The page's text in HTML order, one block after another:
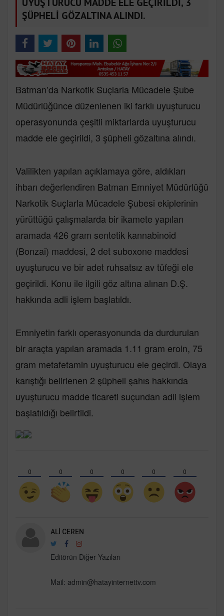
ŞÜPHELİ GÖZALTINA ALINDI.
Batman’da Narkotik Suçlarla Mücadele Şube
Müdürlüğünce düzenlenen iki farklı uyuşturucu
operasyonunda çeşitli miktarlarda uyuşturucu
madde ele geçirildi, 3 şüpheli gözaltına alındı.
Valilikten yapılan açıklamaya göre, aldıkları
ihbarı değerlendiren Batman Emniyet Müdürlüğü
Narkotik Suçlarla Mücadele Şubesi ekiplerinin
yürüttüğü çalışmalarda bir ikamete yapılan
aramada 426 gram sentetik kannabinoid
(Bonzai) maddesi, 2 det suboxone maddesi
uyuşturucu ve bir adet ruhsatsız av tüfeği ele
geçirildi. Konu ile ilgili göz altına alınan D.Ş.
hakkında adli işlem başlatıldı.
Emniyetin farklı operasyonunda da durdurulan
bir araçta yapılan aramada 1.11 gram eroin, 75
gram metafetamin uyuşturucu ele geçirdi. Olaya
karıştığı belirlenen 2 şüpheli şahıs hakkında
uyuşturucu madde ticareti suçundan adli işlem
başlatıldığı belirtildi.
0 0 0 0 0 0
ALI CEREN
Editörün Diğer Yazıları
Mail: admin@hatayinternettv.com